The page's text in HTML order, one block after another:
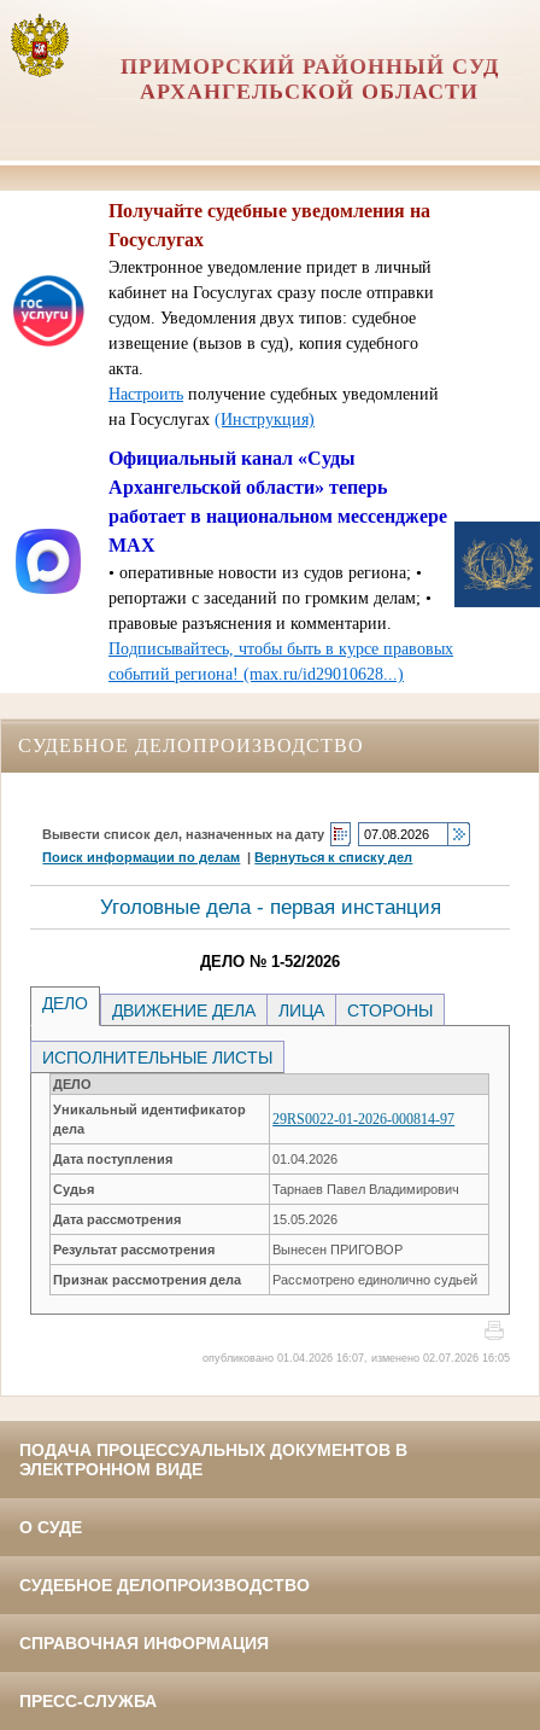
ПРИМОРСКИЙ РАЙОННЫЙ СУД
АРХАНГЕЛЬСКОЙ ОБЛАСТИ
Получайте судебные уведомления на
Госуслугах
Электронное уведомление придет в личный
кабинет на Госуслугах сразу после отправки
судом. Уведомления двух типов: судебное
извещение (вызов в суд), копия судебного
акта.
Настроить получение судебных уведомлений
на Госуслугах (Инструкция)
Официальный канал «Суды
Архангельской области» теперь
работает в национальном мессенджере
МАХ
• оперативные новости из судов региона; •
репортажи с заседаний по громким делам; •
правовые разъяснения и комментарии.
Подписывайтесь, чтобы быть в курсе правовых
событий региона! (max.ru/id29010628...)
СУДЕБНОЕ ДЕЛОПРОИЗВОДСТВО
Вывести список дел, назначенных на дату
Поиск информации по делам |Вернуться к списку дел
Уголовные дела - первая инстанция
ДЕЛО № 1-52/2026
ДЕЛО ДВИЖЕНИЕ ДЕЛА ЛИЦА СТОРОНЫ
ИСПОЛНИТЕЛЬНЫЕ ЛИСТЫ
ДЕЛО
Уникальный идентификатор
дела
29RS0022-01-2026-000814-97
Дата поступления 01.04.2026
Судья Тарнаев Павел Владимирович
Дата рассмотрения 15.05.2026
Результат рассмотрения Вынесен ПРИГОВОР
Признак рассмотрения дела Рассмотрено единолично судьей
опубликовано 01.04.2026 16:07, изменено 02.07.2026 16:05
ПОДАЧА ПРОЦЕССУАЛЬНЫХ ДОКУМЕНТОВ В
ЭЛЕКТРОННОМ ВИДЕ
О СУДЕ
СУДЕБНОЕ ДЕЛОПРОИЗВОДСТВО
СПРАВОЧНАЯ ИНФОРМАЦИЯ
ПРЕСС-СЛУЖБА